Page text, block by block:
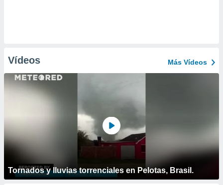
Vídeos Más Vídeos
Tornados y lluvias torrenciales en Pelotas, Brasil.